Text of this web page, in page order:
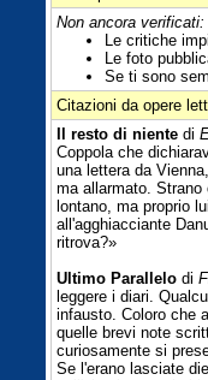
Non ancora verificati:
Le critiche
Le foto
Se ti sono
Citazioni da opere
Il resto di niente di
Coppola che
una lettera da
ma allarmato.
lontano, ma proprio
all'agghiacciante
ritrova?»
Ultimo Parallelo di
leggere i diari.
infausto. Coloro che
quelle brevi note
curiosamente si
Se l'erano lasciate